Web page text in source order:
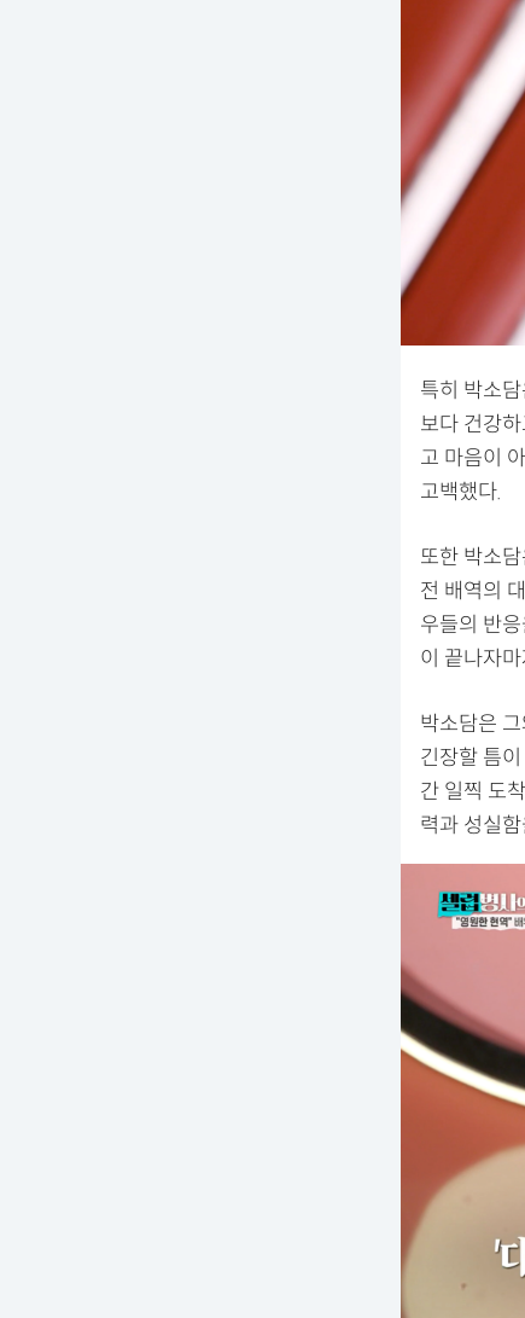
특히 박소
보다 건강
고 마음이
고백했다.
또한 박소
전 배역의
우들의 반
이 끝나자
박소담은
긴장할 틈
간 일찍 도
력과 성실